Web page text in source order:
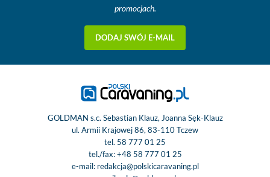
promocjach.
DODAJ SWÓJ E-MAIL
GOLDMAN s.c. Sebastian Klauz, Joanna Sęk-Klauz
ul. Armii Krajowej 86, 83-110 Tczew
tel. 58 777 01 25
tel./fax:+48 58 777 01 25
e-mail: redakcja@polskicaravaning.pl